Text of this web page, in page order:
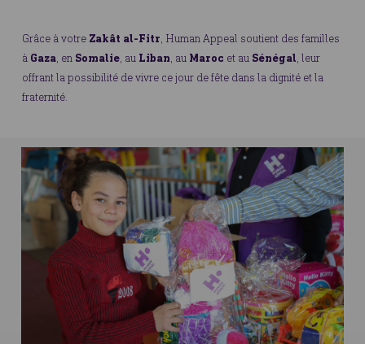
Grâce à votre Zakât al-Fitr, Human Appeal soutient des familles
à Gaza, en Somalie, au Liban, au Maroc et au Sénégal, leur
offrant la possibilité de vivre ce jour de fête dans la dignité et la
fraternité.